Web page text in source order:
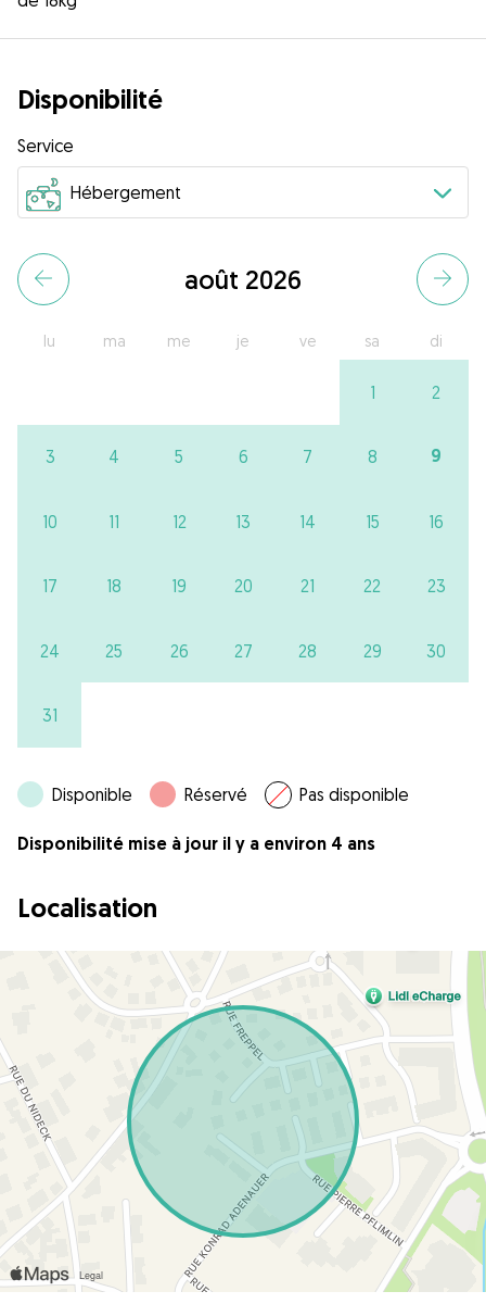
Disponibilité
Service
août 2026
lu ma me je ve sa di
1 2
3 4 5 6 7 8 9
10 11 12 13 14 15 16
17 18 19 20 21 22 23
24 25 26 27 28 29 30
31
Disponible Réservé Pas disponible
Disponibilité mise à jour il y a environ 4 ans
Localisation